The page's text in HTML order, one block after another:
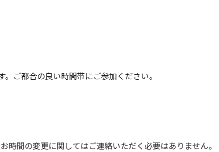
ご都合の良い時間帯にご参加ください。
間の変更に関してはご連絡いただく必要はありません。